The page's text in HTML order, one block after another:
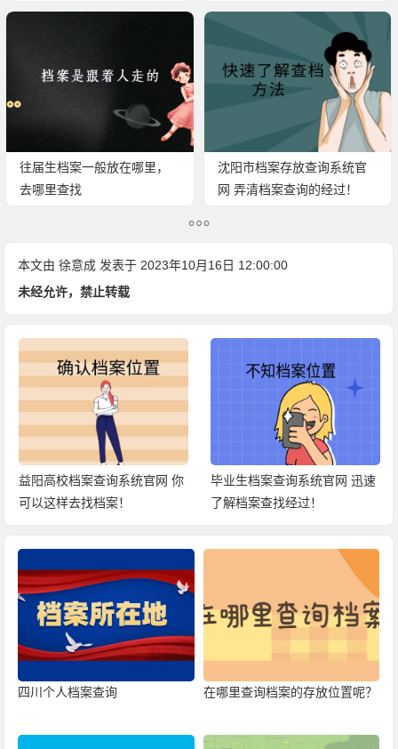
往届生档案一般放在哪里，
去哪里查找
沈阳市档案存放查询系统官
网 弄清档案查询的经过！
本文由徐意成 发表于 2023年10月16日 12:00:00
未经允许，禁止转载
益阳高校档案查询系统官网 你
可以这样去找档案！
毕业生档案查询系统官网 迅速
了解档案查找经过！
四川个人档案查询 在哪里查询档案的存放位置呢？